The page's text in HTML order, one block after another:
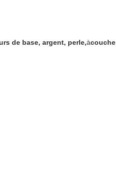
de base, argent, perle,àcouche